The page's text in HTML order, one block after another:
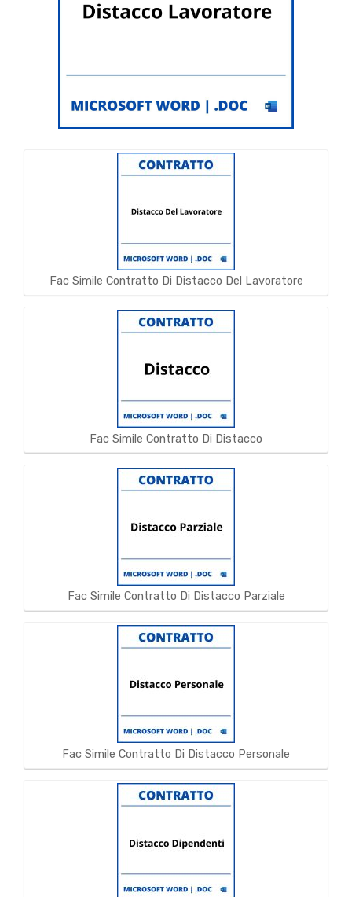
Fac Simile Contratto Di Distacco Del Lavoratore
Fac Simile Contratto Di Distacco
Fac Simile Contratto Di Distacco Parziale
Fac Simile Contratto Di Distacco Personale